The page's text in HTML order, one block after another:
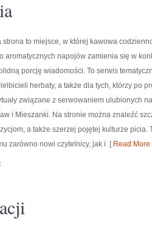
strona to miejsce, w której kawowa
aromatycznych napojów zamienia się w
porcję wiadomości. To serwis
herbaty, a także dla tych, którzy po
związane z serwowaniem ulubionych
i Mieszanki. Na stronie można znaleźć
a także szerzej pojętej kulturze
zarówno nowi czytelnicy, jak i [ Read More